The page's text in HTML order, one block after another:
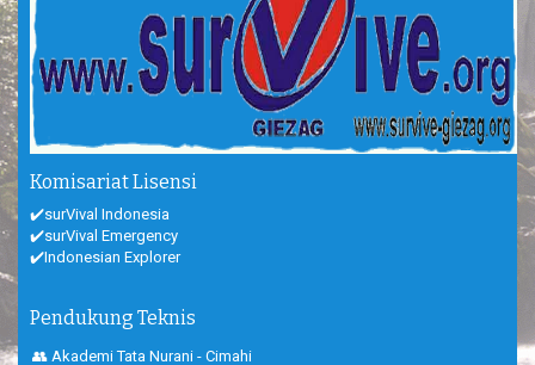
Komisariat Lisensi
✔️surVival Indonesia
✔️surVival Emergency
✔️Indonesian Explorer
Pendukung Teknis
👥 Akademi Tata Nurani - Cimahi